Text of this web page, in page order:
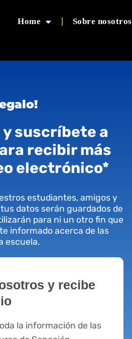
Home Sobre nosotros
suscríbete a
recibir más
electrónico*
estudiantes, amigos y
datos serán guardados de
para ni un otro fin que
informado acerca de las
escuela.
y recibe
la información de las